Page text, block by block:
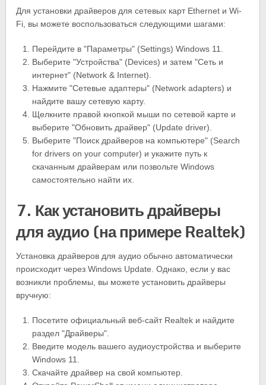
Для установки драйверов для сетевых карт Ethernet и Wi-
Fi, вы можете воспользоваться следующими шагами:
Перейдите в "Параметры" (Settings) Windows 11.
Выберите "Устройства" (Devices) и затем "Сеть и
интернет" (Network & Internet).
Нажмите "Сетевые адаптеры" (Network adapters) и
найдите вашу сетевую карту.
Щелкните правой кнопкой мыши по сетевой карте и
выберите "Обновить драйвер" (Update driver).
Выберите "Поиск драйверов на компьютере" (Search
for drivers on your computer) и укажите путь к
скачанным драйверам или позвольте Windows
самостоятельно найти их.
7. Как установить драйверы
для аудио (на примере Realtek)
Установка драйверов для аудио обычно автоматически
происходит через Windows Update. Однако, если у вас
возникли проблемы, вы можете установить драйверы
вручную:
Посетите официальный веб-сайт Realtek и найдите
раздел "Драйверы".
Введите модель вашего аудиоустройства и выберите
Windows 11.
Скачайте драйвер на свой компьютер.